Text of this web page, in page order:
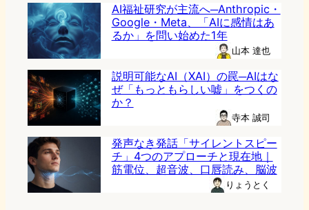
AI福祉研究が主流へ─Anthropic・
Google・Meta、「AIに感情はあ
るか」を問い始めた1年
山本 達也
説明可能なAI（XAI）の罠─AIはな
ぜ「もっともらしい嘘」をつくの
か？
寺本 誠司
発声なき発話「サイレントスピー
チ」4つのアプローチと現在地｜
筋電位、超音波、口唇読み、脳波
りょうとく